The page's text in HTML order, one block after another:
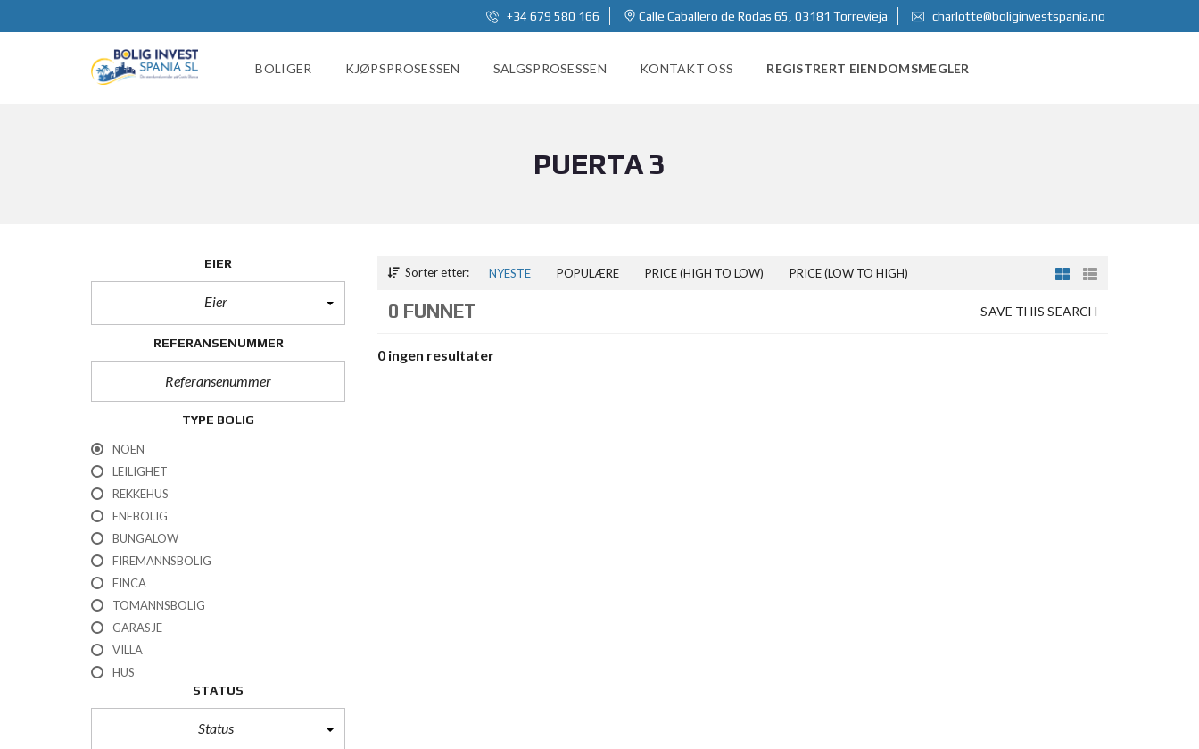
+34 679 580 166 Calle Caballero de Rodas 65, 03181 Torrevieja charlotte@boliginvestspania.no
BOLIGER KJØPSPROSESSEN SALGSPROSESSEN KONTAKT OSS REGISTRERT EIENDOMSMEGLER
PUERTA 3
EIER
Eier
REFERANSENUMMER
TYPE BOLIG
NOEN
LEILIGHET
REKKEHUS
ENEBOLIG
BUNGALOW
FIREMANNSBOLIG
FINCA
TOMANNSBOLIG
GARASJE
VILLA
HUS
STATUS
Status
Sorter etter: NYESTE POPULÆRE PRICE (HIGH TO LOW) PRICE (LOW TO HIGH)
SAVE THIS SEARCH
0 FUNNET
0 ingen resultater